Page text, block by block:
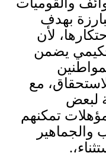
بهدف
لأن
يضمن
مع
لبعض
تمكنهم
والجماهير
.